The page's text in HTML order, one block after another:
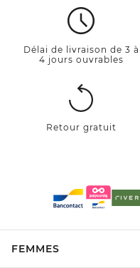
Délai de livraison de 3 à
4 jours ouvrables
Retour gratuit
FEMMES